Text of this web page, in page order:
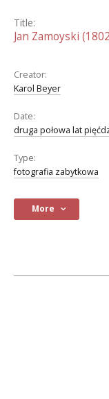
Title:
Jan Zamoyski
Creator:
Karol Beyer
Date:
druga połowa lat
Type:
fotografia zabytkowa
More